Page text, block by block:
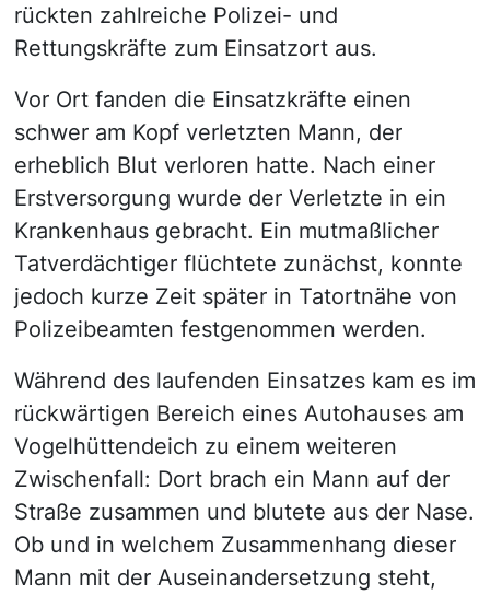
rückten zahlreiche Polizei- und
Rettungskräfte zum Einsatzort aus.
Vor Ort fanden die Einsatzkräfte einen
schwer am Kopf verletzten Mann, der
erheblich Blut verloren hatte. Nach einer
Erstversorgung wurde der Verletzte in ein
Krankenhaus gebracht. Ein mutmaßlicher
Tatverdächtiger flüchtete zunächst, konnte
jedoch kurze Zeit später in Tatortnähe von
Polizeibeamten festgenommen werden.
Während des laufenden Einsatzes kam es im
rückwärtigen Bereich eines Autohauses am
Vogelhüttendeich zu einem weiteren
Zwischenfall: Dort brach ein Mann auf der
Straße zusammen und blutete aus der Nase.
Ob und in welchem Zusammenhang dieser
Mann mit der Auseinandersetzung steht,